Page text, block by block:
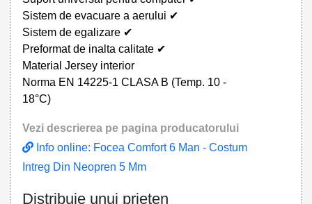
Sistem de evacuare a aerului ✔
Sistem de egalizare ✔
Preformat de inalta calitate ✔
Material Jersey interior
Norma EN 14225-1 CLASA B (Temp. 10 -
18°C)
Vezi descrierea pe pagina producatorului
Info online: Focea Comfort 6 Man - Costum
Intreg Din Neopren 5 Mm
Distribuie unui prieten